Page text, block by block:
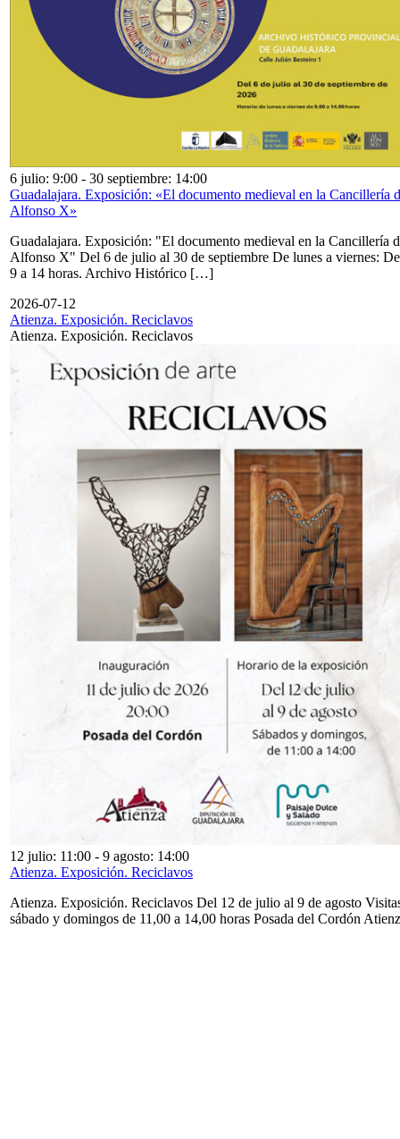
6 julio: 9:00 - 30 septiembre: 14:00
Guadalajara. Exposición: «El documento medieval en la Cancillería
Alfonso X»
Guadalajara. Exposición: "El documento medieval en la Cancillería
Alfonso X" Del 6 de julio al 30 de septiembre De lunes a viernes: De
9 a 14 horas. Archivo Histórico […]
2026-07-12
Atienza. Exposición. Reciclavos
Atienza. Exposición. Reciclavos
12 julio: 11:00 - 9 agosto: 14:00
Atienza. Exposición. Reciclavos
Atienza. Exposición. Reciclavos Del 12 de julio al 9 de agosto
sábado y domingos de 11,00 a 14,00 horas Posada del Cordón